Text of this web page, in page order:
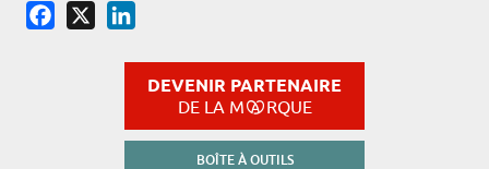
Facebook
DEVENIR PARTENAIRE
DE LA M RQUE
BOÎTE À OUTILS